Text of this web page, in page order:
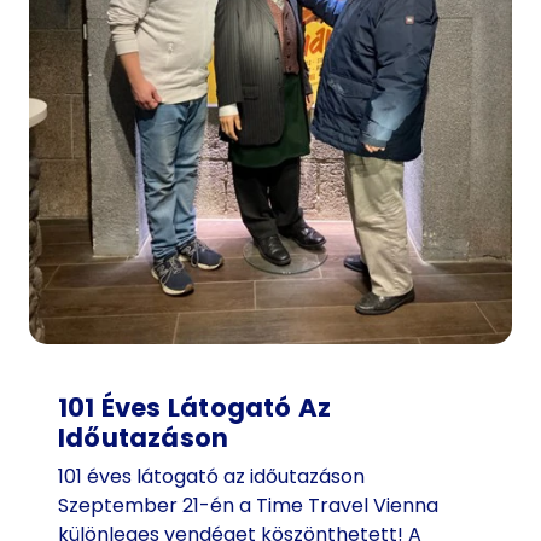
101 Éves Látogató Az
Időutazáson
101 éves látogató az időutazáson
Szeptember 21-én a Time Travel Vienna
különleges vendéget köszönthetett! A